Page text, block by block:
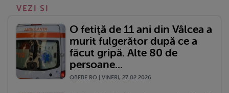
VEZI SI
O fetiţă de 11 ani din Vâlcea a
murit fulgerător după ce a
făcut gripă. Alte 80 de
persoane...
QBEBE.RO | VINERI, 27.02.2026